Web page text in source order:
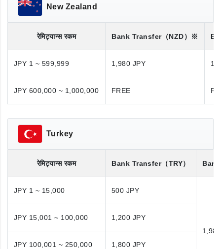
New Zealand
रेमिट्यान्स रकम Bank Transfer（NZD）※
JPY 1 ~ 599,999 1,980 JPY
JPY 600,000 ~ 1,000,000 FREE
Turkey
रेमिट्यान्स रकम Bank Transfer（TRY）
JPY 1 ~ 15,000 500 JPY
JPY 15,001 ~ 100,000 1,200 JPY
JPY 100,001 ~ 250,000 1,800 JPY